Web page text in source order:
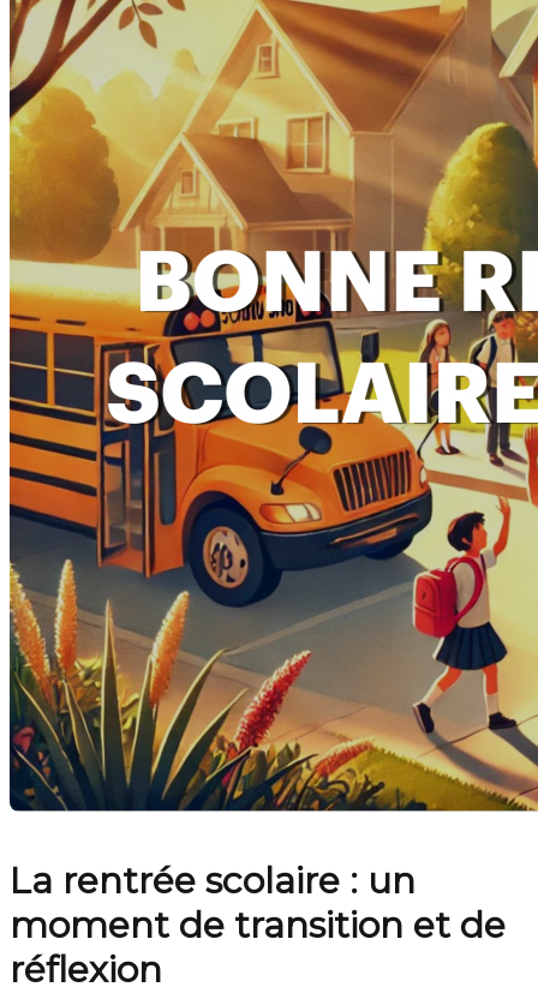
La rentrée scolaire : un
moment de transition et de
réflexion